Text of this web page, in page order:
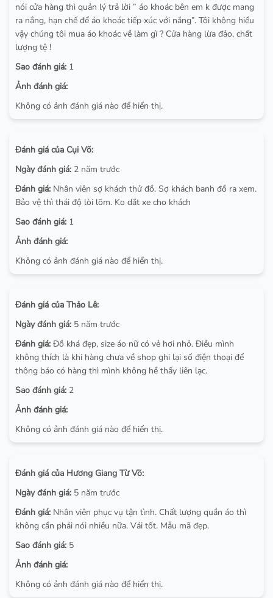
nói cửa hàng thì quản lý trả lời ” áo khoác bên em k được mang
ra nắng, hạn chế để áo khoác tiếp xúc với nắng”. Tôi không hiểu
vậy chúng tôi mua áo khoác về làm gì ? Cửa hàng lừa đảo, chất
lượng tệ !
Sao đánh giá: 1
Ảnh đánh giá:
Không có ảnh đánh giá nào để hiển thị.
Đánh giá của Cụi Võ:
Ngày đánh giá: 2 năm trước
Đánh giá: Nhân viên sợ khách thử đồ. Sợ khách banh đồ ra xem.
Bảo vệ thì thái độ lòi lõm. Ko dắt xe cho khách
Sao đánh giá: 1
Ảnh đánh giá:
Không có ảnh đánh giá nào để hiển thị.
Đánh giá của Thảo Lê:
Ngày đánh giá: 5 năm trước
Đánh giá: Đồ khá đẹp, size áo nữ có vẻ hơi nhỏ. Điều mình
không thích là khi hàng chưa về shop ghi lại số điện thoại để
thông báo có hàng thì mình không hề thấy liên lạc.
Sao đánh giá: 2
Ảnh đánh giá:
Không có ảnh đánh giá nào để hiển thị.
Đánh giá của Hương Giang Từ Võ:
Ngày đánh giá: 5 năm trước
Đánh giá: Nhân viên phục vụ tận tình. Chất lượng quần áo thì
không cần phải nói nhiều nữa. Vải tốt. Mẫu mã đẹp.
Sao đánh giá: 5
Ảnh đánh giá:
Không có ảnh đánh giá nào để hiển thị.